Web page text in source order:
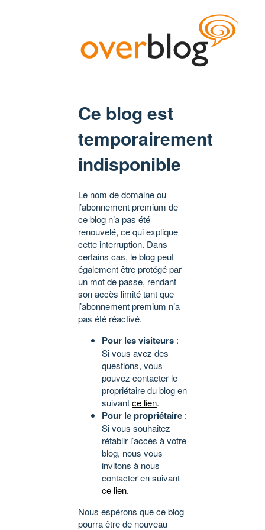
Ce blog est
temporairement
indisponible
Le nom de domaine ou
l’abonnement premium de
ce blog n’a pas été
renouvelé, ce qui explique
cette interruption. Dans
certains cas, le blog peut
également être protégé par
un mot de passe, rendant
son accès limité tant que
l’abonnement premium n’a
pas été réactivé.
Pour les visiteurs :
Si vous avez des
questions, vous
pouvez contacter le
propriétaire du blog en
suivantce lien.
Pour le propriétaire :
Si vous souhaitez
rétablir l’accès à votre
blog, nous vous
invitons à nous
contacter en suivant
ce lien.
Nous espérons que ce blog
pourra être de nouveau